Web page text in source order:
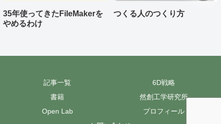
35年使ってきたFileMakerを
やめるわけ
つくる人のつくり方
記事一覧
6D戦略
書籍
然創工学研究所
Open Lab
プロフィール